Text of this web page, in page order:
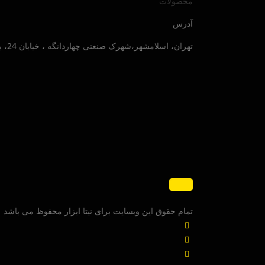
آدرس
تهران، اسلامشهر،شهرک صنعتی چهاردانگه ، خیابان 24، بلوار صنایع جنوبی ، پلاک 30
تمام حقوق این وبسایت برای نیتا ابزار محفوظ می باشد